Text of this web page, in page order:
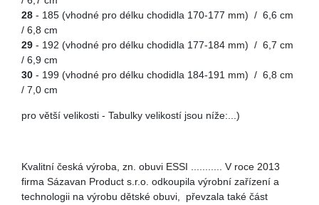
28 - 185 (vhodné pro délku chodidla 170-177 mm) / 6,6 cm
/ 6,8 cm
29 - 192 (vhodné pro délku chodidla 177-184 mm) / 6,7 cm
/ 6,9 cm
30 - 199 (vhodné pro délku chodidla 184-191 mm) / 6,8 cm
/ 7,0 cm
pro větší velikosti - Tabulky velikostí jsou níže:...)
Kvalitní česká výroba, zn. obuvi ESSI ........... V roce 2013
firma Sázavan Product s.r.o. odkoupila výrobní zařízení a
technologii na výrobu dětské obuvi, převzala také část